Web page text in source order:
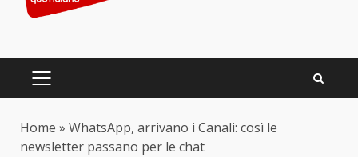
PRIMARY
Home » WhatsApp, arrivano i Canali: così le
newsletter passano per le chat